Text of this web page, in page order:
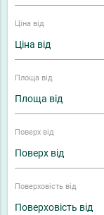
Ціна від
Площа від
Поверх від
Поверховість від